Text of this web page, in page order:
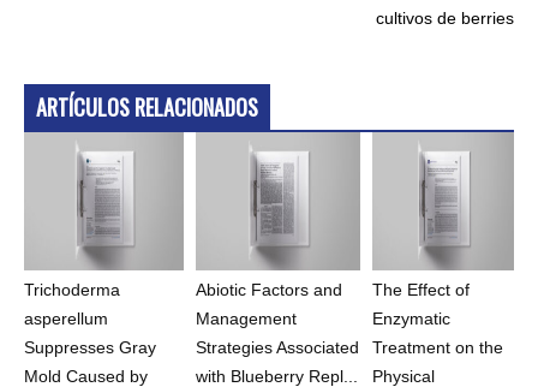
cultivos de berries
ARTÍCULOS RELACIONADOS
Trichoderma
asperellum
Suppresses Gray
Mold Caused by
Abiotic Factors and
Management
Strategies Associated
with Blueberry Repl...
The Effect of
Enzymatic
Treatment on the
Physical